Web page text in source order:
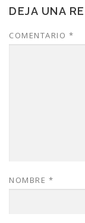
DEJA UNA
COMENTARIO *
NOMBRE *